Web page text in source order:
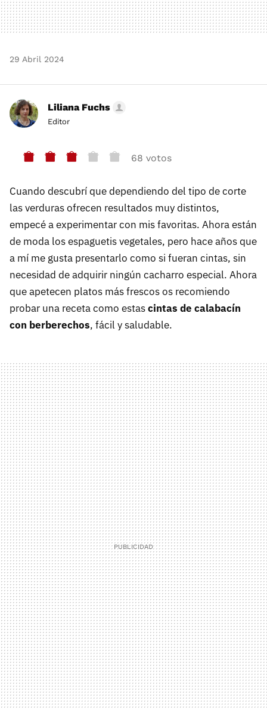
29 Abril 2024
Liliana Fuchs
Editor
68 votos
Cuando descubrí que dependiendo del tipo de corte
las verduras ofrecen resultados muy distintos,
empecé a experimentar con mis favoritas. Ahora están
de moda los espaguetis vegetales, pero hace años que
a mí me gusta presentarlo como si fueran cintas, sin
necesidad de adquirir ningún cacharro especial. Ahora
que apetecen platos más frescos os recomiendo
probar una receta como estascintas de calabacín
con berberechos, fácil y saludable.